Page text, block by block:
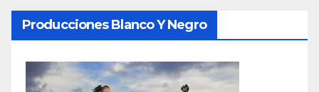
Producciones Blanco Y Negro